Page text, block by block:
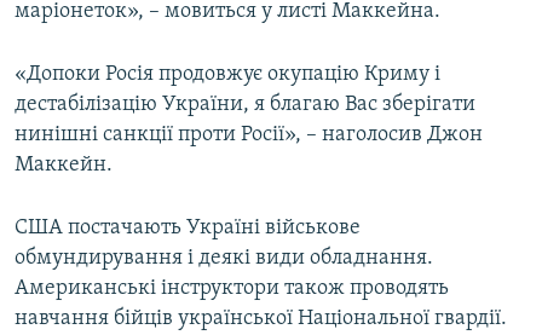
маріонеток», – мовиться у листі Маккейна.
«Допоки Росія продовжує окупацію Криму і
дестабілізацію України, я благаю Вас зберігати
нинішні санкції проти Росії», – наголосив Джон
Маккейн.
США постачають Україні військове
обмундирування і деякі види обладнання.
Американські інструктори також проводять
навчання бійців української Національної гвардії.